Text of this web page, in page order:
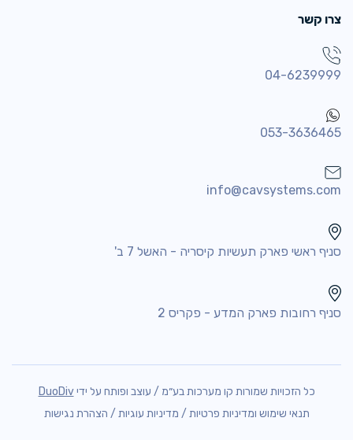
צרו קשר
04-6239999
053-3636465
info@cavsystems.com
סניף ראשי פארק תעשיות קיסריה - האשל 7 ב'
סניף רחובות פארק המדע - פקריס 2
כל הזכויות שמורות קו מערכות בע״מ / עוצב ופותח על ידיDuoDiv
תנאי שימוש ומדיניות פרטיות / מדיניות עוגיות / הצהרת נגישות